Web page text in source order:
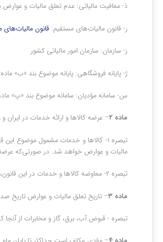
ذ‌- معافیت مالیاتی: عدم تعلق مالیات و
ر‌- قانون مالیات‌های مستقیم: قانون مالیات‌های
ز‌- سازمان: سازمان امور مالیاتی کشور
ژ‌- پایانه فروشگاهی: پایانه موضوع بند «ب» ماده
س‌- سامانه مؤدیان: سامانه موضوع بند «پ» ماده ‌(۱) قانون پایانه‌های فروشگاهی و سامانه
ماده ۲ – عرضه کالاها و ارائه خدمات در
تبصره ۱- کالاها و خدمات مشمول
مالیات و عوارض خواهد شد. در صورتی‌که
تبصره ۲- معاوضه کالاها و خدمات در این قانون، عرضه کالا و ارائه خدمت از طرف هر یک از متعاملین محسوب می‌شود و مشمول مقررات این قانون است.
ماده ۳‌ – تاریخ تعلق مالیات و عوارض تاریخ
تبصره ‌- قبوض آب، برق، گاز و مخابرات از